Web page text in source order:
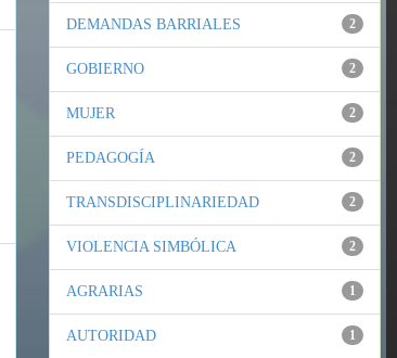
2
DEMANDAS BARRIALES
2
GOBIERNO
2
MUJER
2
PEDAGOGÍA
2
TRANSDISCIPLINARIEDAD
2
VIOLENCIA SIMBÓLICA
1
AGRARIAS
1
AUTORIDAD